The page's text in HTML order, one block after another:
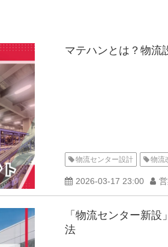
マテハンとは？物流
物流センター設計 物流
2026-03-17 23:00
「物流センター新
法